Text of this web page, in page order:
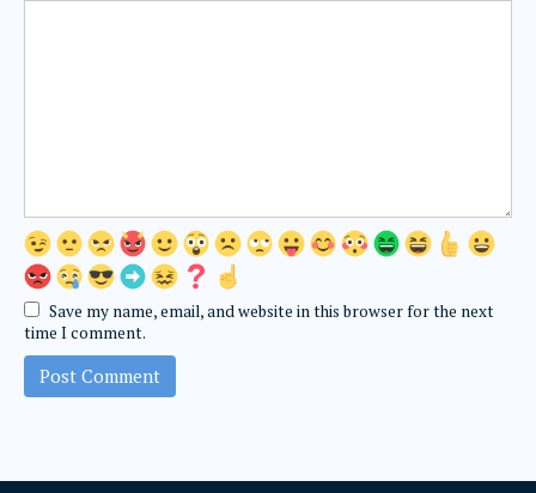
Save my name, email, and website in this browser for the next
time I comment.